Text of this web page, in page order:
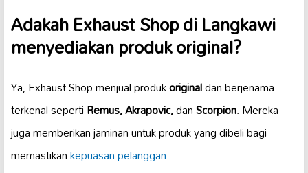
Adakah Exhaust Shop di Langkawi
menyediakan produk original?
Ya, Exhaust Shop menjual produkoriginaldan berjenama
terkenal sepertiRemus, Akrapovic,danScorpion. Mereka
juga memberikan jaminan untuk produk yang dibeli bagi
memastikankepuasan pelanggan.